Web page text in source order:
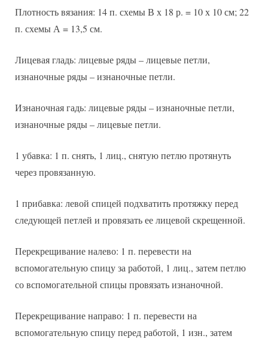
Плотность вязания: 14 п. схемы В х 18 р. = 10 х 10 см; 22
п. схемы А = 13,5 см.
Лицевая гладь: лицевые ряды – лицевые петли,
изнаночные ряды – изнаночные петли.
Изнаночная гадь: лицевые ряды – изнаночные петли,
изнаночные ряды – лицевые петли.
1 убавка: 1 п. снять, 1 лиц., снятую петлю протянуть
через провязанную.
1 прибавка: левой спицей подхватить протяжку перед
следующей петлей и провязать ее лицевой скрещенной.
Перекрещивание налево: 1 п. перевести на
вспомогательную спицу за работой, 1 лиц., затем петлю
со вспомогательной спицы провязать изнаночной.
Перекрещивание направо: 1 п. перевести на
вспомогательную спицу перед работой, 1 изн., затем